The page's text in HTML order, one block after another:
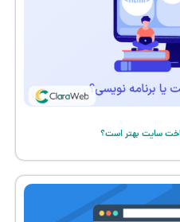
سایت بهتر است؟